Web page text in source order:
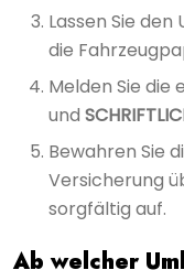
Lassen Sie
die
Melden Sie die
und
Bewahren Sie
Versicherung
sorgfältig auf.
Ab welcher